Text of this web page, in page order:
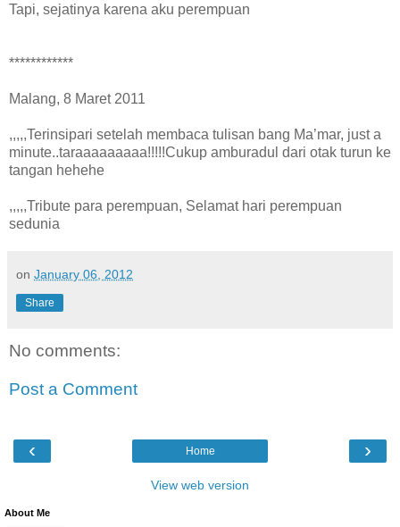
Tapi, sejatinya karena aku perempuan
************
Malang, 8 Maret 2011
,,,,,Terinsipari setelah membaca tulisan bang Ma’mar, just a
minute..taraaaaaaaaa!!!!!Cukup amburadul dari otak turun ke
tangan hehehe
,,,,,Tribute para perempuan, Selamat hari perempuan
sedunia
on January 06, 2012
Share
No comments:
Post a Comment
‹ ›
Home
View web version
About Me